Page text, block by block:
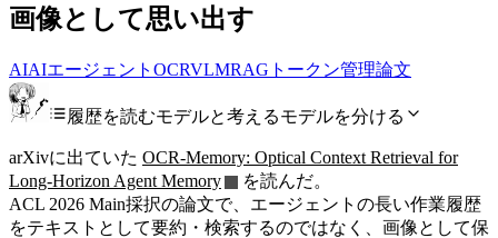
画像として思い出す
AIAIエージェント OCRVLMRAG トークン管理論文
履歴を読むモデルと考えるモデルを分ける
arXivに出ていた OCR-Memory: Optical Context Retrieval for
Long-Horizon Agent Memory
を読んだ。
ACL 2026 Main採択の論文で、エージェントの長い作業履歴
をテキストとして要約・検索するのではなく、画像として保